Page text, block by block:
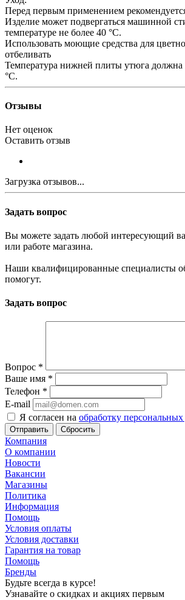
Перед первым применением
Изделие может подвергаться машинной
температуре не более 40 °С.
Использовать моющие средства для
отбеливать
Температура нижней плиты утюга должна
°С.
Отзывы
Нет оценок
Оставить отзыв
Загрузка отзывов...
Задать вопрос
Вы можете задать любой интересующий
или работе магазина.
Наши квалифицированные специалисты
помогут.
Задать вопрос
Вопрос *
Ваше имя *
Телефон *
E-mail
Я согласен на обработку
Сбросить
Компания
О компании
Новости
Вакансии
Магазины
Политика
Информация
Помощь
Условия оплаты
Условия доставки
Гарантия на товар
Помощь
Бренды
Будьте всегда в курсе!
Узнавайте о скидках и акциях первым